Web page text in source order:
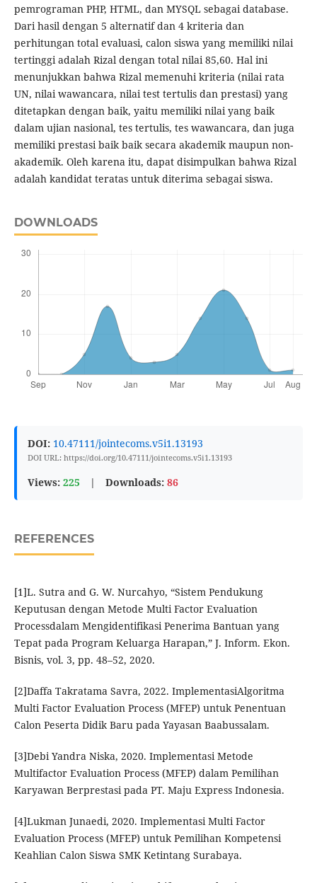
pemrograman PHP, HTML, dan MYSQL sebagai database.
Dari hasil dengan 5 alternatif dan 4 kriteria dan
perhitungan total evaluasi, calon siswa yang memiliki nilai
tertinggi adalah Rizal dengan total nilai 85,60. Hal ini
menunjukkan bahwa Rizal memenuhi kriteria (nilai rata
UN, nilai wawancara, nilai test tertulis dan prestasi) yang
ditetapkan dengan baik, yaitu memiliki nilai yang baik
dalam ujian nasional, tes tertulis, tes wawancara, dan juga
memiliki prestasi baik baik secara akademik maupun non-
akademik. Oleh karena itu, dapat disimpulkan bahwa Rizal
adalah kandidat teratas untuk diterima sebagai siswa.
DOWNLOADS
DOI: 10.47111/jointecoms.v5i1.13193
DOI URL: https://doi.org/10.47111/jointecoms.v5i1.13193
Views: 225 | Downloads: 86
REFERENCES
[1]L. Sutra and G. W. Nurcahyo, “Sistem Pendukung
Keputusan dengan Metode Multi Factor Evaluation
Processdalam Mengidentifikasi Penerima Bantuan yang
Tepat pada Program Keluarga Harapan,” J. Inform. Ekon.
Bisnis, vol. 3, pp. 48–52, 2020.
[2]Daffa Takratama Savra, 2022. ImplementasiAlgoritma
Multi Factor Evaluation Process (MFEP) untuk Penentuan
Calon Peserta Didik Baru pada Yayasan Baabussalam.
[3]Debi Yandra Niska, 2020. Implementasi Metode
Multifactor Evaluation Process (MFEP) dalam Pemilihan
Karyawan Berprestasi pada PT. Maju Express Indonesia.
[4]Lukman Junaedi, 2020. Implementasi Multi Factor
Evaluation Process (MFEP) untuk Pemilihan Kompetensi
Keahlian Calon Siswa SMK Ketintang Surabaya.